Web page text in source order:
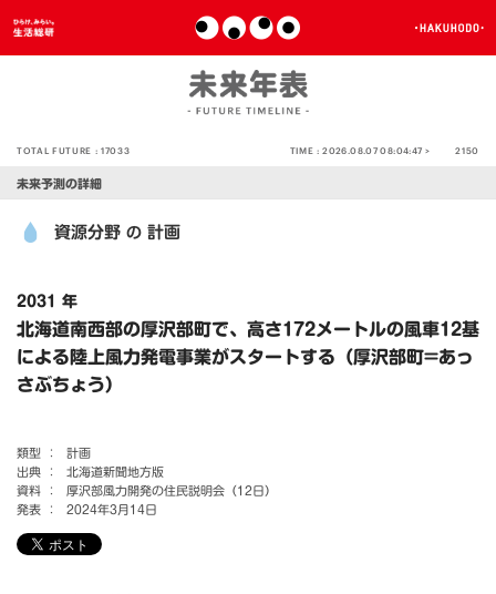
TOTAL FUTURE :17033 TIME :2026.08.07 08:04:47 > 2150
未来予測の詳細
資源分野 の 計画
2031 年
北海道南西部の厚沢部町で、高さ172メートルの風車12基
による陸上風力発電事業がスタートする（厚沢部町=あっ
さぶちょう）
類型 ：
計画
出典 ：
北海道新聞地方版
資料 ：
厚沢部風力開発の住民説明会（12日）
発表 ：
2024年3月14日